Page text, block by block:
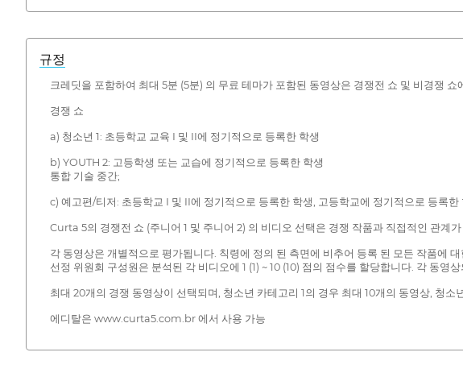
규정
크레딧을 포함하여 최대 5분 (5분) 의 무료 테마가 포함된 동영상은 경쟁전 쇼 및 비경쟁 쇼
경쟁 쇼
a) 청소년 1: 초등학교 교육 I 및 II에 정기적으로 등록한 학생
b) YOUTH 2: 고등학생 또는 교습에 정기적으로 등록한 학생
통합 기술 중간;
c) 예고편/티저: 초등학교 I 및 II에 정기적으로 등록한 학생, 고등학교에 정기적으로 등록한
Curta 5의 경쟁전 쇼 (주니어 1 및 주니어 2) 의 비디오 선택은 경쟁 작품과 직접적인 관계
각 동영상은 개별적으로 평가됩니다. 칙령에 정의 된 측면에 비추어 등록 된 모든 작품에 대
선정 위원회 구성원은 분석된 각 비디오에 1 (1) ~ 10 (10) 점의 점수를 할당합니다. 각 동영
최대 20개의 경쟁 동영상이 선택되며, 청소년 카테고리 1의 경우 최대 10개의 동영상, 청소
에디탈은 www.curta5.com.br 에서 사용 가능